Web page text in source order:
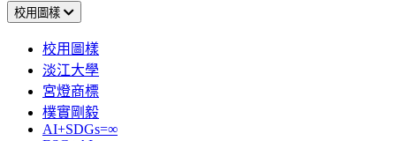
校用圖樣
校用圖樣
淡江大學
宮燈商標
樸實剛毅
AI+SDGs=∞